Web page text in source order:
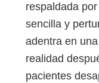
respaldada por
sencilla y
adentra en
realidad
pacientes